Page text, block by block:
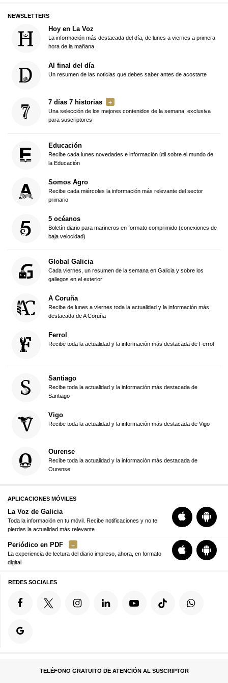
NEWSLETTERS
Hoy en La Voz
La información más destacada del día, de lunes a viernes a primera
hora de la mañana
Al final del día
Un resumen de las noticias que debes saber antes de acostarte
7 días 7 historias
Una selección de los mejores contenidos de la semana, exclusiva
para suscriptores
Educación
Recibe cada lunes novedades e información útil sobre el mundo de
la Educación
Somos Agro
Recibe cada miércoles la información más relevante del sector
primario
5 océanos
Boletín diario para marineros en formato comprimido (conexiones de
baja velocidad)
Global Galicia
Cada viernes, un resumen de la semana en Galicia y sobre los
gallegos en el exterior
A Coruña
Recibe de lunes a viernes toda la actualidad y la información más
destacada de A Coruña
Ferrol
Recibe toda la actualidad y la información más destacada de Ferrol
Santiago
Recibe toda la actualidad y la información más destacada de
Santiago
Vigo
Recibe toda la actualidad y la información más destacada de Vigo
Ourense
Recibe toda la actualidad y la información más destacada de
Ourense
APLICACIONES MÓVILES
La Voz de Galicia
Toda la información en tu móvil. Recibe notificaciones y no te
pierdas la actualidad más relevante
Periódico en PDF
La experiencia de lectura del diario impreso, ahora, en formato
digital
REDES SOCIALES
TELÉFONO GRATUITO DE ATENCIÓN AL SUSCRIPTOR